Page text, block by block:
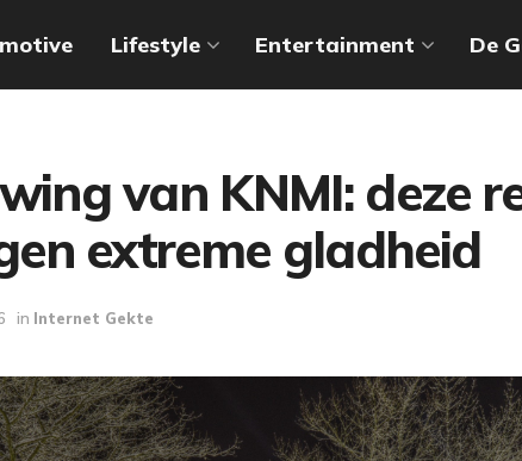
Lifestyle Entertainment De
van KNMI: deze
extreme gladheid
in Internet Gekte